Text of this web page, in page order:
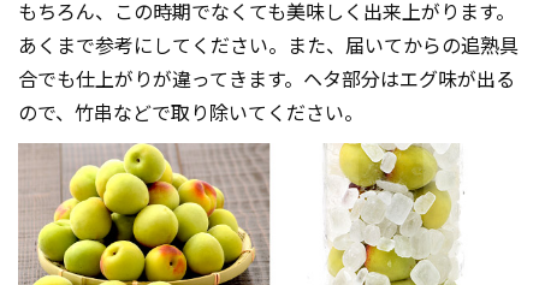
もちろん、この時期でなくても美味しく出来上がります。
あくまで参考にしてください。また、届いてからの追熟具
合でも仕上がりが違ってきます。ヘタ部分はエグ味が出る
ので、竹串などで取り除いてください。